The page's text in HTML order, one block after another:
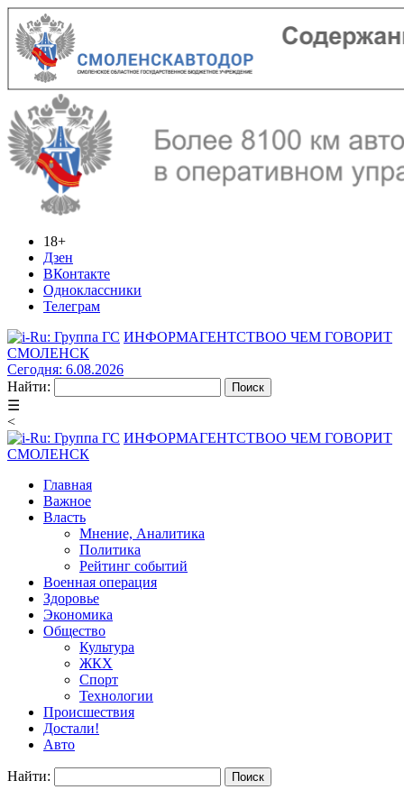
18+
Дзен
ВКонтакте
Одноклассники
Телеграм
ИНФОРМАГЕНТСТВОО ЧЕМ ГОВОРИТ
СМОЛЕНСК
Сегодня: 6.08.2026
Найти:
☰
<
ИНФОРМАГЕНТСТВОО ЧЕМ ГОВОРИТ
СМОЛЕНСК
Главная
Важное
Власть
Мнение, Аналитика
Политика
Рейтинг событий
Военная операция
Здоровье
Экономика
Общество
Культура
ЖКХ
Спорт
Технологии
Происшествия
Достали!
Авто
Найти: